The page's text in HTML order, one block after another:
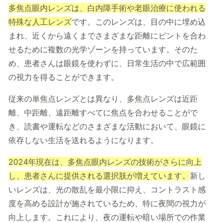
多焦点眼内レンズは、白内障手術や老眼治療に使われる
特殊な人工レンズです。このレンズは、目の中に埋め込
まれ、近くから遠くまでさまざまな距離にピントを合わ
せるために複数の光学ゾーンを持っています。そのた
め、患者さんは眼鏡を使わずに、日常生活の中で広範囲
の視力を得ることができます。
従来の単焦点レンズとは異なり、多焦点レンズは近距
離、中距離、遠距離すべてに焦点を合わせることがで
き、読書や運転などのさまざまな活動において、眼鏡に
依存しない生活を送れるようになります。
2024年現在は、多焦点眼内レンズの技術がさらに向上
し、患者さんに提供される選択肢が増えています。 新し
いレンズは、光の散乱を最小限に抑え、コントラスト感
度を高める設計が施されているため、特に夜間の視力が
向上します。これにより、夜の運転や暗い場所での作業